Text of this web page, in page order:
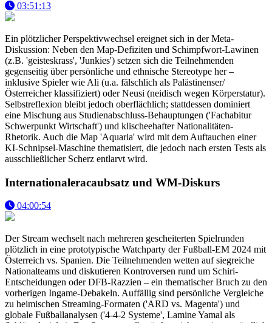
03:51:13
Ein plötzlicher Perspektivwechsel ereignet sich in der Meta-
Diskussion: Neben den Map-Defiziten und Schimpfwort-Lawinen
(z.B. 'geisteskrass', 'Junkies') setzen sich die Teilnehmenden
gegenseitig über persönliche und ethnische Stereotype her –
inklusive Spieler wie Ali (u.a. fälschlich als Palästinenser/
Österreicher klassifiziert) oder Neusi (neidisch wegen Körperstatur).
Selbstreflexion bleibt jedoch oberflächlich; stattdessen dominiert
eine Mischung aus Studienabschluss-Behauptungen ('Fachabitur
Schwerpunkt Wirtschaft') und klischeehafter Nationalitäten-
Rhetorik. Auch die Map 'Aquaria' wird mit dem Auftauchen einer
KI-Schnipsel-Maschine thematisiert, die jedoch nach ersten Tests als
ausschließlicher Scherz entlarvt wird.
Internationaleracaubsatz und WM-Diskurs
04:00:54
Der Stream wechselt nach mehreren gescheiterten Spielrunden
plötzlich in eine prototypische Watchparty der Fußball-EM 2024 mit
Österreich vs. Spanien. Die Teilnehmenden wetten auf siegreiche
Nationalteams und diskutieren Kontroversen rund um Schiri-
Entscheidungen oder DFB-Razzien – ein thematischer Bruch zu den
vorherigen Ingame-Debakeln. Auffällig sind persönliche Vergleiche
zu heimischen Streaming-Formaten ('ARD vs. Magenta') und
globale Fußballanalysen ('4-4-2 Systeme', Lamine Yamal als